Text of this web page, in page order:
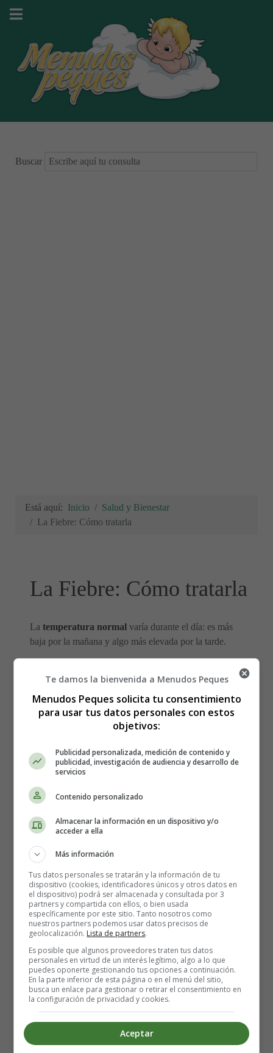
Buscar
Está aquí: Inicio
Salud y Bienestar
La Fiebre: Cómo tratarla
La Fiebre: Cómo tratarla
La temperatura normal varía durante el día: es más
baja por la mañana y algo más elevada por la tarde.
normal. De37,5ºC a 38,4ºC
considera fiebre a temperaturas rectalespor encima de
38,4ºC. Por encima de41ºCya son casos más graves, y
se llamahiperpirexia. A todo esto hay querestarle
medio grado si tomas la temperatura en la axila
niño, en el recto, poniendo cuidado no se rompa el
termómetro.
Paramedir la fiebredebes usartermómetro
brazo, en la axila, debemos mantenerlo, entre 3 y 5
minutos. En el recto será suficiente uno o dos minutos.
Te damos la bienvenida a Menudos Peques
Menudos Peques solicita tu consentimiento
para usar tus datos personales con estos
objetivos:
Publicidad personalizada, medición de contenido y
publicidad, investigación de audiencia y desarrollo de
servicios
Contenido personalizado
Almacenar la información en un dispositivo y/o
acceder a ella
Más información
Tus datos personales se tratarán y la información de tu
dispositivo (cookies, identificadores únicos y otros datos en
el dispositivo) podrá ser almacenada y consultada por 3
partners y compartida con ellos, o bien usada
específicamente por este sitio. Tanto nosotros como
nuestros partners podemos usar datos precisos de
geolocalización. Lista de partners.
Es posible que algunos proveedores traten tus datos
personales en virtud de un interés legítimo, algo a lo que
puedes oponerte gestionando tus opciones a continuación.
En la parte inferior de esta página o en el menú del sitio,
busca un enlace para gestionar o retirar el consentimiento en
la configuración de privacidad y cookies.
Aceptar